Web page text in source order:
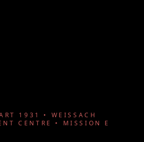
1931 • WEISSACH
CENTRE • MISSION E